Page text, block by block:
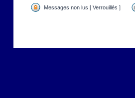
Messages non lus [ Verrouillés ]